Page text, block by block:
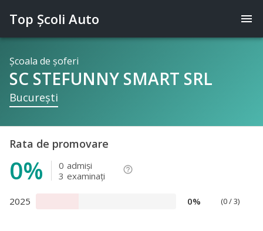
menu
Top Şcoli Auto
Şcoala de şoferi
SC STEFUNNY SMART SRL
Bucureşti
Rata de promovare
0% 0 admişi
3 examinaţi
help_outline
2025 0% (0 / 3)